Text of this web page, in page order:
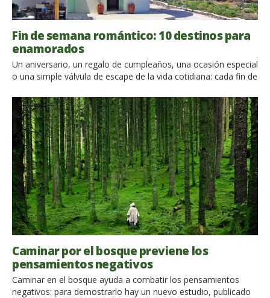
Fin de semana romántico: 10 destinos para
enamorados
Un aniversario, un regalo de cumpleaños, una ocasión especial
o una simple válvula de escape de la vida cotidiana: cada fin de
hay nada más romántico que una habitación de hotel o de B &
B, iluminación suave y nuevas metas por descubrir al salir […]
Caminar por el bosque previene los
pensamientos negativos
Caminar en el bosque ayuda a combatir los pensamientos
negativos: para demostrarlo hay un nuevo estudio, publicado